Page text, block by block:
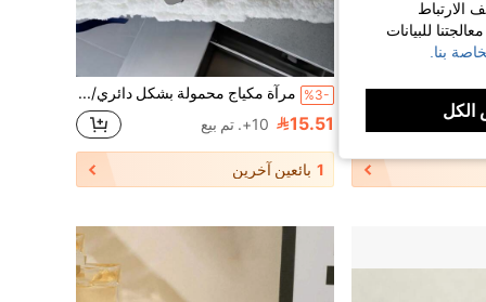
%3- مرآة مكياج محمولة بشكل دائري/مربع عالية الوضوح مطلية بالمعدن، هدية مثالية لعيد الميلاد
15.51 10+. تم بيع
1 بائعين آخرين
الارتباط
للبيانات
بنا.